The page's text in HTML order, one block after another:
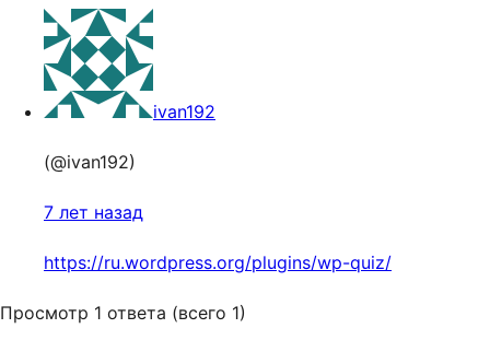
ivan192
(@ivan192)
7 лет назад
https://ru.wordpress.org/plugins/wp-quiz/
Просмотр 1 ответа (всего 1)